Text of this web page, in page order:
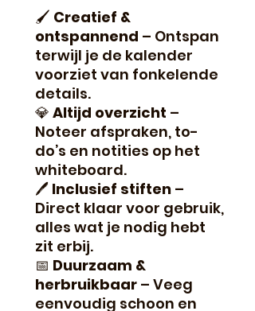
🖌 Creatief &
ontspannend – Ontspan
terwijl je de kalender
voorziet van fonkelende
details.
💎 Altijd overzicht –
Noteer afspraken, to-
do’s en notities op het
whiteboard.
🖊 Inclusief stiften –
Direct klaar voor gebruik,
alles wat je nodig hebt
zit erbij.
📅 Duurzaam &
herbruikbaar – Veeg
eenvoudig schoon en